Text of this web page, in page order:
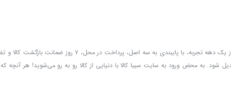
سیبا کالا به عنوان یکی از قدیمی‌ترین فروشگاه های عمده فروشی اینترنتی با بیش از یک دهه تجربه،
شود. به محض ورود به سایت سیبا کالا با دنیایی از کالا رو به رو می‌شوید! هر آنچه